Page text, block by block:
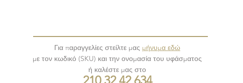
Για παραγγελίες στείλτε μας μήνυμα εδώ
με τον κωδικό (SKU) και την ονομασία του υφάσματος
ή καλέστε μας στο